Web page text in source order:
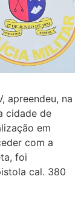
apreendeu, na
cidade de
em
com a
foi
cal. 380